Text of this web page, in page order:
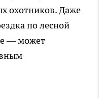
охотников. Даже
по лесной
— может